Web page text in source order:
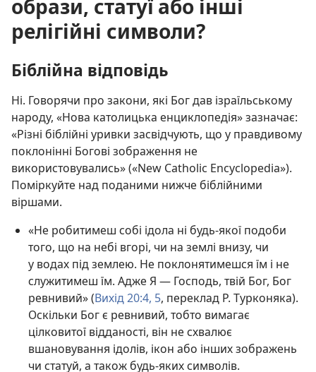
образи, статуї або інші
релігійні символи?
Біблійна відповідь
Ні. Говорячи про закони, які Бог дав ізраїльському
народу, «Нова католицька енциклопедія» зазначає:
«Різні біблійні уривки засвідчують, що у правдивому
поклонінні Богові зображення не
використовувались» («New Catholic Encyclopedia»).
Поміркуйте над поданими нижче біблійними
віршами.
«Не робитимеш собі ідола ні будь-якої подоби
того, що на небі вгорі, чи на землі внизу, чи
у водах під землею. Не поклонятимешся їм і не
служитимеш їм. Адже Я — Господь, твій Бог, Бог
ревнивий» (Вихід 20:4, 5, переклад Р. Турконяка).
Оскільки Бог є ревнивий, тобто вимагає
цілковитої відданості, він не схвалює
вшановування ідолів, ікон або інших зображень
чи статуй, а також будь-яких символів.